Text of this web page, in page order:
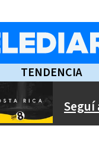
TENDENCIA
Seguí